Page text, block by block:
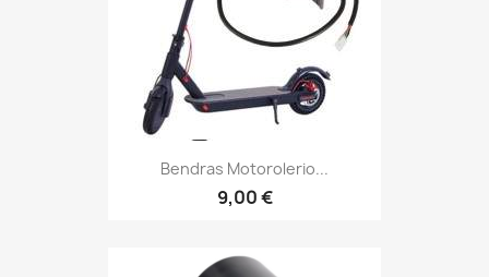
Bendras Motorolerio...
9,00 €